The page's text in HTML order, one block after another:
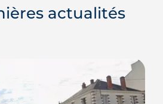
actualités